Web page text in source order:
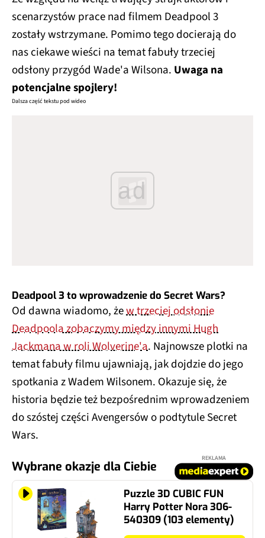
scenarzystów prace nad filmem Deadpool 3
zostały wstrzymane. Pomimo tego docierają do
nas ciekawe wieści na temat fabuły trzeciej
odsłony przygód Wade'a Wilsona. Uwaga na
potencjalne spojlery!
Dalsza część tekstu pod wideo
ad
Deadpool 3 to wprowadzenie do Secret Wars?
Od dawna wiadomo, żew trzeciej odsłonie
Deadpoola zobaczymy między innymi Hugh
Jackmana w roli Wolverine'a. Najnowsze plotki na
temat fabuły filmu ujawniają, jak dojdzie do jego
spotkania z Wadem Wilsonem. Okazuje się, że
historia będzie też bezpośrednim wprowadzeniem
do szóstej części Avengersów o podtytule Secret
Wars.
Wybrane okazje dla Ciebie
REKLAMA
Puzzle 3D CUBIC FUN
Harry Potter Nora 306-
540309 (103 elementy)